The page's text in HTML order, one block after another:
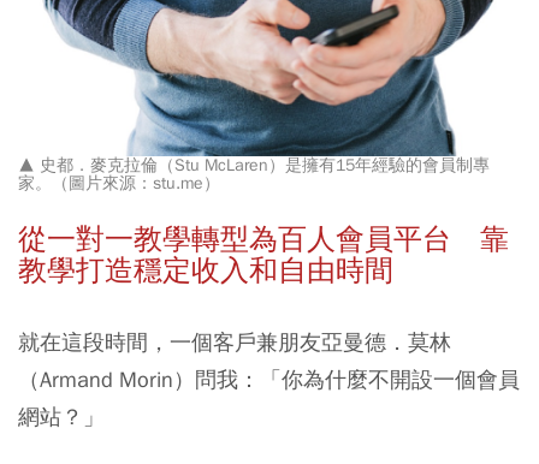
▲ 史都．麥克拉倫（Stu McLaren）是擁有15年經驗的會員制專
家。（圖片來源：stu.me）
從一對一教學轉型為百人會員平台 靠
教學打造穩定收入和自由時間
就在這段時間，一個客戶兼朋友亞曼德．莫林
（Armand Morin）問我：「你為什麼不開設一個會員
網站？」